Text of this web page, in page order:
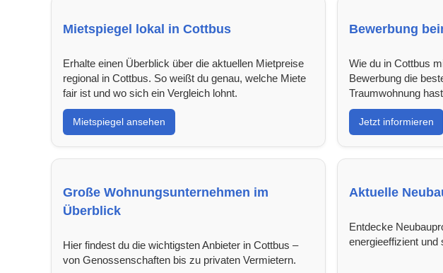
Mietspiegel lokal in Cottbus
Erhalte einen Überblick über die aktuellen Mietpreise
regional in Cottbus. So weißt du genau, welche Miete
fair ist und wo sich ein Vergleich lohnt.
Mietspiegel ansehen
Bewerbung
Wie du in Cottbus
Bewerbung die
Traumwohnung
Jetzt informieren
Große Wohnungsunternehmen im
Überblick
Hier findest du die wichtigsten Anbieter in Cottbus –
von Genossenschaften bis zu privaten Vermietern.
Aktuelle
Entdecke
energieeffizient und